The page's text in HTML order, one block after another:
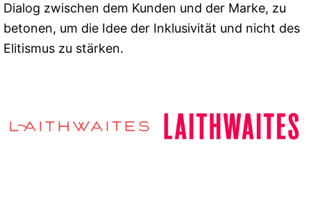
Dialog zwischen dem Kunden und der Marke, zu
betonen, um die Idee der Inklusivität und nicht des
Elitismus zu stärken.